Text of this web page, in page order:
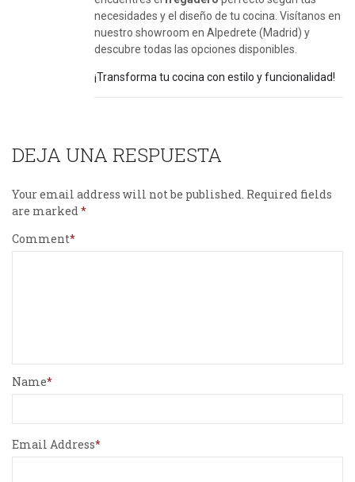
necesidades y el diseño de tu cocina. Visítanos en
nuestro showroom en Alpedrete (Madrid) y
descubre todas las opciones disponibles.
¡Transforma tu cocina con estilo y funcionalidad!
DEJA UNA RESPUESTA
Your email address will not be published. Required fields
are marked
Comment
Name
Email Address